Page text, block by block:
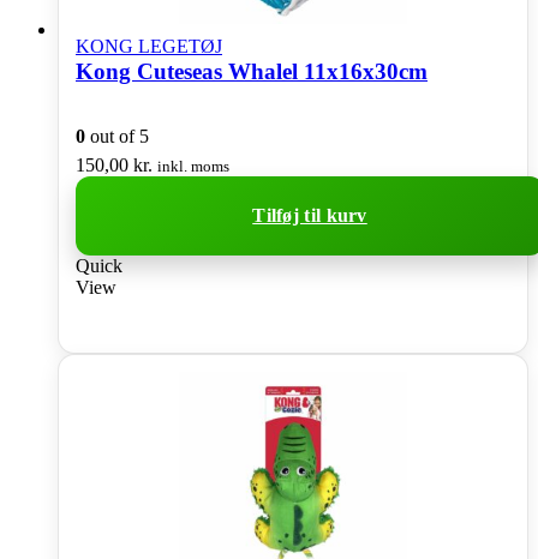
KONG LEGETØJ
Kong Cuteseas Whalel 11x16x30cm
0 out of 5
150,00 kr. inkl. moms
Tilføj til kurv
Quick
View